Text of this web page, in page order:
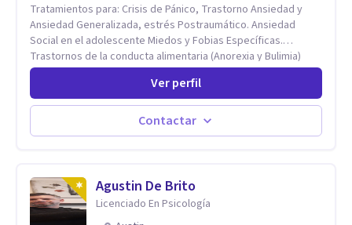
Tratamientos para: Crisis de Pánico, Trastorno Ansiedad y
Ansiedad Generalizada, estrés Postraumático. Ansiedad
Social en el adolescente Miedos y Fobias Específicas.
Trastornos de la conducta alimentaria (Anorexia y Bulimia)
Modificación conductas no deseadas. Impulsividad,
conductas obsesivas, compulsividad. Trastorno obsesivo
compulsivo. Tratamiento Eficaz para la Depresión (AC)
Evaluación, contención e intervención en riesgo Suicida
Conductas autolesivas en el adolescente. Problemas con el
vínculo del Apego Seguro. Orientación sexual,
Acompañamiento Tanatológico. Cuidados paliativos en
enfermedades crónicas.
Ver perfil
Contactar
Agustin De Brito
Licenciado En Psicología